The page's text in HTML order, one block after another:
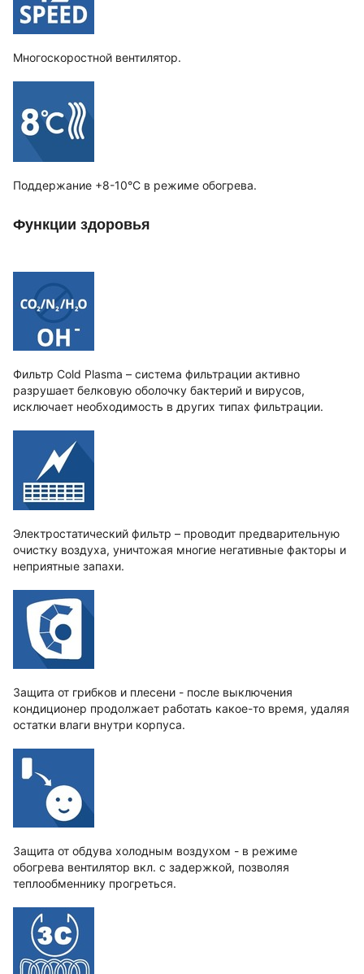
Многоскоростной вентилятор.
Поддержание +8-10°C в режиме обогрева.
Функции здоровья
Фильтр Cold Plasma – система фильтрации активно
разрушает белковую оболочку бактерий и вирусов,
исключает необходимость в других типах фильтрации.
Электростатический фильтр – проводит предварительную
очистку воздуха, уничтожая многие негативные факторы и
неприятные запахи.
Защита от грибков и плесени - после выключения
кондиционер продолжает работать какое-то время, удаляя
остатки влаги внутри корпуса.
Защита от обдува холодным воздухом - в режиме
обогрева вентилятор вкл. с задержкой, позволяя
теплообменнику прогреться.